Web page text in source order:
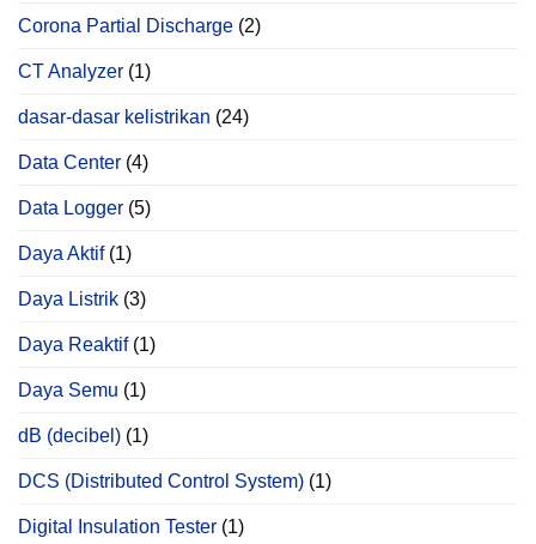
Corona Partial Discharge (2)
CT Analyzer (1)
dasar-dasar kelistrikan (24)
Data Center (4)
Data Logger (5)
Daya Aktif(1)
Daya Listrik (3)
Daya Reaktif(1)
Daya Semu (1)
dB (decibel) (1)
DCS (Distributed Control System) (1)
Digital Insulation Tester (1)